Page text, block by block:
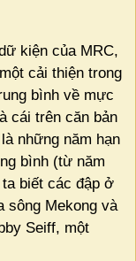
kiện của MRC,
cải thiện trong
bình về mực
cái trên căn bản
những năm hạn
bình (từ năm
biết các đập ở
sông Mekong và
Seiff, một